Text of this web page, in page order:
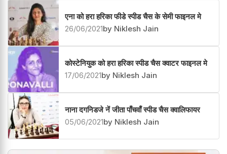
एना को हरा हरिका फीडे स्पीड चैस के सेमी फाइनल मे
26/06/2021by Niklesh Jain
कोस्टेनियुक को हरा हरिका स्पीड चैस क्वाटर फाइनल मे
17/06/2021by Niklesh Jain
नाना दगनिडजे नें जीता पाँचवाँ स्पीड चैस क्वालिफायर
05/06/2021by Niklesh Jain